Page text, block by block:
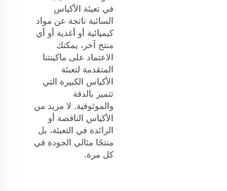
في تعبئة الأكياس
السائبة ناتجة عن مواد
كيميائية أو أغذية أو أي
منتج آخر، يمكنك
الاعتماد على ماكينتنا
المتقدمة لتعبئة
الأكياس الكبيرة التي
تتميز بالدقة
والموثوقية. لا مزيد من
الأكياس الناقصة أو
الزائدة في التعبئة، بل
منتجًا مثالي الجودة في
كل مرة.